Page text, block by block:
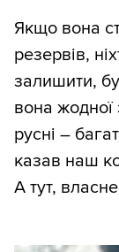
Якщо вона
резервів,
залишити,
вона жодної
русні –
казав наш
А тут,